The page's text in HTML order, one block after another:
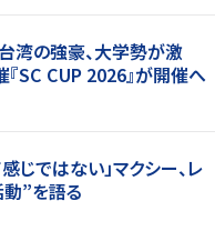
湾の強豪、大学勢が激
SC CUP 2026』が開催へ
じではない」マクシー、レ
動”を語る